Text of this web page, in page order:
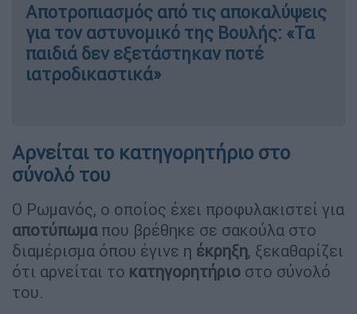
Αποτροπιασμός από τις αποκαλύψεις
για τον αστυνομικό της Βουλής: «Τα
παιδιά δεν εξετάστηκαν ποτέ
ιατροδικαστικά»
Αρνείται το κατηγορητήριο στο
σύνολό του
Ο Ρωμανός, ο οποίος έχει προφυλακιστεί για
αποτύπωμαπου βρέθηκε σε σακούλα στο
διαμέρισμα όπου έγινε η έκρηξη, ξεκαθαρίζει
ότι αρνείται το κατηγορητήριο στο σύνολό
του.